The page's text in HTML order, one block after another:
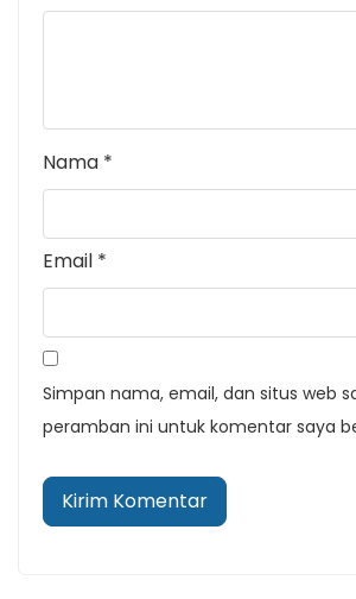
Nama *
Email *
Simpan nama, email, dan situs web
peramban ini untuk komentar saya